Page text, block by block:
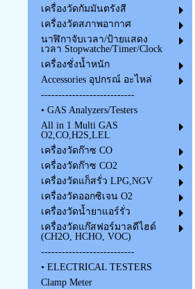
เครื่องวัดกัมมันตรังสี
เครื่องวัดสภาพอากาศ
นาฬิกาจับเวลา/ป้ายแสดง
เวลา Stopwatche/Timer/Clock
เครื่องชั่งน้ำหนัก
Accessories อุปกรณ์ อะไหล่
---------------------------
• GAS Analyzers/Testers
All in 1 Multi GAS
O2,CO,H2S,LEL
เครื่องวัดก๊าซ CO
เครื่องวัดก๊าซ CO2
เครื่องวัดแก็สรั่ว LPG,NGV
เครื่องวัดออกซิเจน O2
เครื่องวัดน้ำยาแอร์รั่ว
เครื่องวัดแก๊สฟอร์มาลดีไฮด์
(CH2O, HCHO, VOC)
---------------------------
• ELECTRICAL TESTERS
Clamp Meter